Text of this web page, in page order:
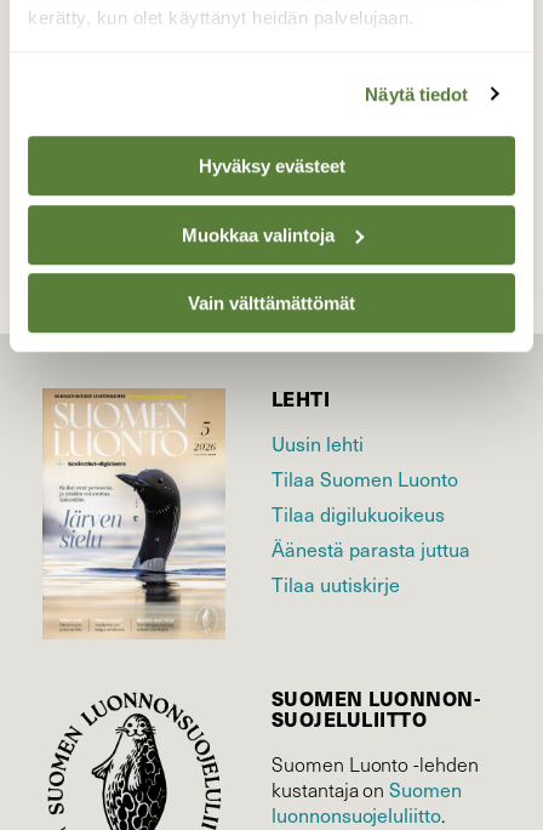
kerätty, kun olet käyttänyt heidän palvelujaan.
Näytä tiedot
Hyväksy evästeet
Muokkaa valintoja
Vain välttämättömät
Pauhaava Halistenkoski 21.12.2023 Klo:06.20
TAKAISIN LISTAAN
LEHTI
Uusin lehti
Tilaa Suomen Luonto
Tilaa digilukuoikeus
Äänestä parasta juttua
Tilaa uutiskirje
SUOMEN LUONNON­
SUOJELU­LIITTO
Suomen Luonto -lehden
kustantaja onSuomen
luonnonsuojelu­liitto.